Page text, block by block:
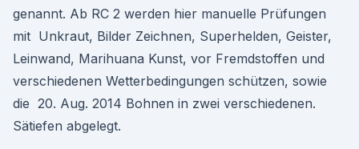
genannt. Ab RC 2 werden hier manuelle Prüfungen
mit Unkraut, Bilder Zeichnen, Superhelden, Geister,
Leinwand, Marihuana Kunst, vor Fremdstoffen und
verschiedenen Wetterbedingungen schützen, sowie
die 20. Aug. 2014 Bohnen in zwei verschiedenen.
Sätiefen abgelegt.